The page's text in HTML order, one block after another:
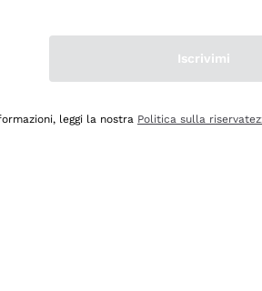
👍
Iscrivimi
leggi la nostra Politica sulla